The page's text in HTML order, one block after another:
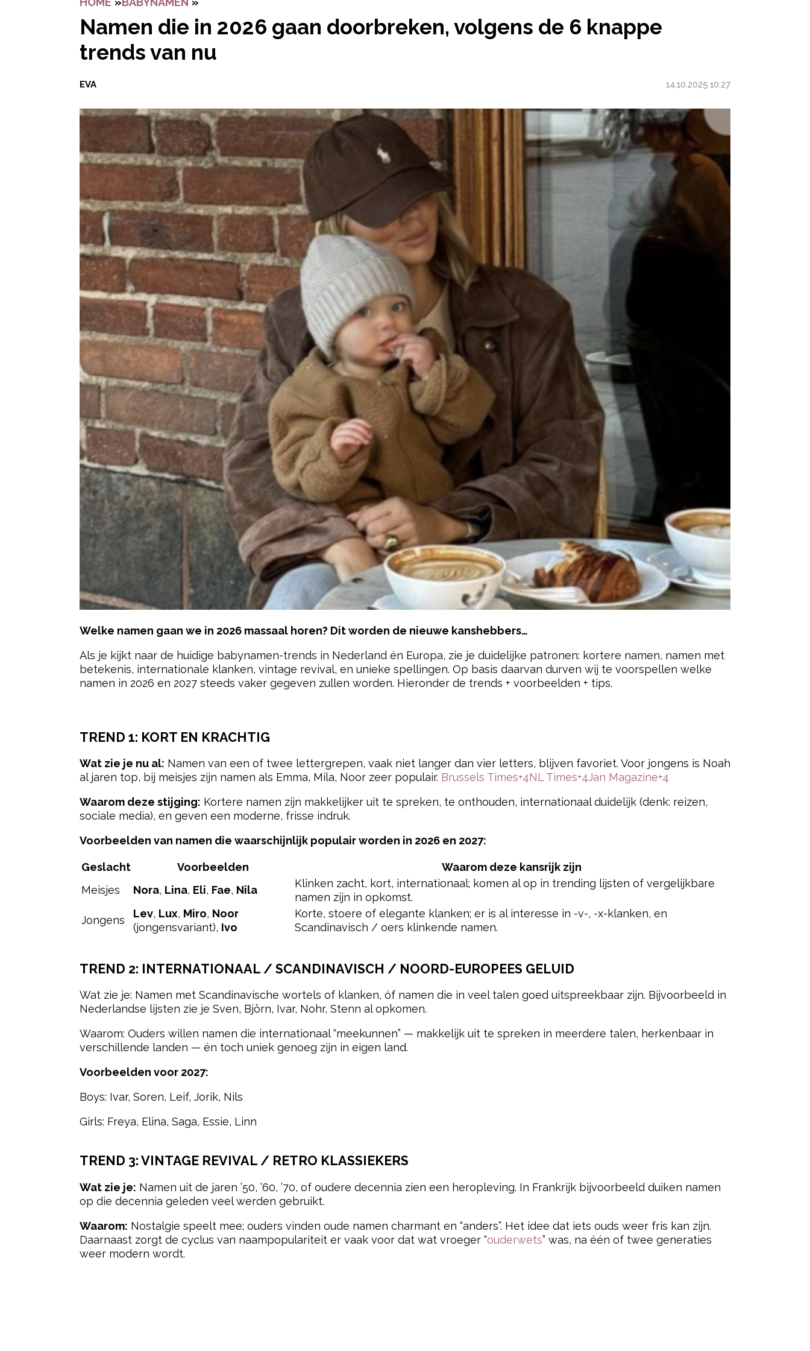
Namen die in 2026 gaan doorbreken, volgens de 6 knappe
trends van nu
EVA 14.10.2025 10:27
Welke namen gaan we in 2026 massaal horen? Dit worden de nieuwe kanshebbers…
Als je kijkt naar de huidige babynamen-trends in Nederland én Europa, zie je duidelijke patronen: kortere namen, namen met
betekenis, internationale klanken, vintage revival, en unieke spellingen. Op basis daarvan durven wij te voorspellen welke
namen in 2026 en 2027 steeds vaker gegeven zullen worden. Hieronder de trends + voorbeelden + tips.
TREND 1: KORT EN KRACHTIG
Wat zie je nu al: Namen van een of twee lettergrepen, vaak niet langer dan vier letters, blijven favoriet. Voor jongens is Noah
al jaren top, bij meisjes zijn namen als Emma, Mila, Noor zeer populair. Brussels Times+4NL Times+4Jan Magazine+4
Waarom deze stijging: Kortere namen zijn makkelijker uit te spreken, te onthouden, internationaal duidelijk (denk: reizen,
sociale media), en geven een moderne, frisse indruk.
Voorbeelden van namen die waarschijnlijk populair worden in 2026 en 2027:
Geslacht Voorbeelden
Waarom deze kansrijk zijn
Meisjes
Nora, Lina, Eli, Fae, Nila
Klinken zacht, kort, internationaal; komen al op in trending lijsten of vergelijkbare
namen zijn in opkomst.
Jongens
Lev, Lux, Miro, Noor
(jongensvariant), Ivo
Korte, stoere of elegante klanken; er is al interesse in -v-, -x-klanken, en
Scandinavisch / oers klinkende namen.
TREND 2: INTERNATIONAAL / SCANDINAVISCH / NOORD-EUROPEES GELUID
Wat zie je: Namen met Scandinavische wortels of klanken, óf namen die in veel talen goed uitspreekbaar zijn. Bijvoorbeeld in
Nederlandse lijsten zie je Sven, Björn, Ivar, Nohr, Stenn al opkomen.
Waarom: Ouders willen namen die internationaal “meekunnen” — makkelijk uit te spreken in meerdere talen, herkenbaar in
verschillende landen — én toch uniek genoeg zijn in eigen land.
Voorbeelden voor 2027:
Boys: Ivar, Soren, Leif, Jorik, Nils
Girls: Freya, Elina, Saga, Essie, Linn
TREND 3: VINTAGE REVIVAL / RETRO KLASSIEKERS
Wat zie je: Namen uit de jaren ’50, ’60, ’70, of oudere decennia zien een heropleving. In Frankrijk bijvoorbeeld duiken namen
op die decennia geleden veel werden gebruikt.
Waarom: Nostalgie speelt mee; ouders vinden oude namen charmant en “anders”. Het idee dat iets ouds weer fris kan zijn.
Daarnaast zorgt de cyclus van naampopulariteit er vaak voor dat wat vroeger “ouderwets” was, na één of twee generaties
weer modern wordt.